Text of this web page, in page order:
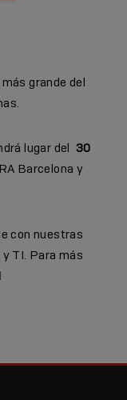
grande del
lugar del 30
Barcelona y
con nuestras
TI. Para más